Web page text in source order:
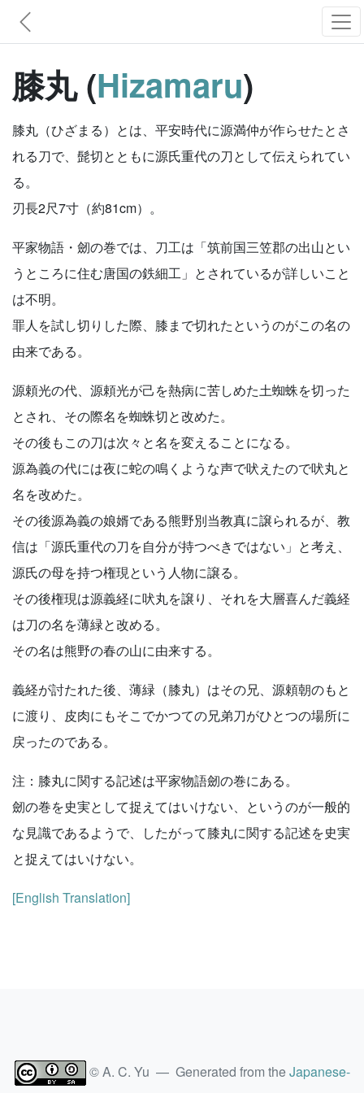
膝丸 (Hizamaru)
膝丸（ひざまる）とは、平安時代に源満仲が作らせたとさ
れる刀で、髭切とともに源氏重代の刀として伝えられてい
る。
刃長2尺7寸（約81cm）。
平家物語・劒の巻では、刀工は「筑前国三笠郡の出山とい
うところに住む唐国の鉄細工」とされているが詳しいこと
は不明。
罪人を試し切りした際、膝まで切れたというのがこの名の
由来である。
源頼光の代、源頼光が己を熱病に苦しめた土蜘蛛を切った
とされ、その際名を蜘蛛切と改めた。
その後もこの刀は次々と名を変えることになる。
源為義の代には夜に蛇の鳴くような声で吠えたので吠丸と
名を改めた。
その後源為義の娘婿である熊野別当教真に譲られるが、教
信は「源氏重代の刀を自分が持つべきではない」と考え、
源氏の母を持つ権現という人物に譲る。
その後権現は源義経に吠丸を譲り、それを大層喜んだ義経
は刀の名を薄緑と改める。
その名は熊野の春の山に由来する。
義経が討たれた後、薄緑（膝丸）はその兄、源頼朝のもと
に渡り、皮肉にもそこでかつての兄弟刀がひとつの場所に
戻ったのである。
注：膝丸に関する記述は平家物語劒の巻にある。
劒の巻を史実として捉えてはいけない、というのが一般的
な見識であるようで、したがって膝丸に関する記述を史実
と捉えてはいけない。
[English Translation]
© A. C. Yu — Generated from theJapanese-